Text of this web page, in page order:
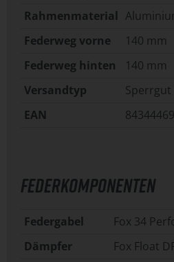
Rahmenmaterial
Federweg vorne
140 mm
Federweg hinten
140 mm
Versandtyp
Sperrgut
EAN
FEDERKOMPONENTEN
Federgabel
Fox 34
Dämpfer
Fox Float